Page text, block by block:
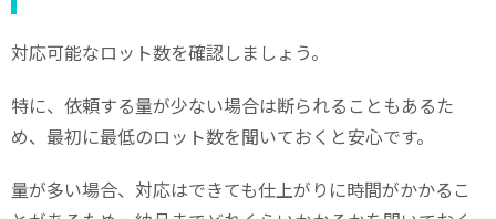
対応可能なロット数を確認しましょう。
特に、依頼する量が少ない場合は断られることもあるた
め、最初に最低のロット数を聞いておくと安心です。
量が多い場合、対応はできても仕上がりに時間がかかるこ